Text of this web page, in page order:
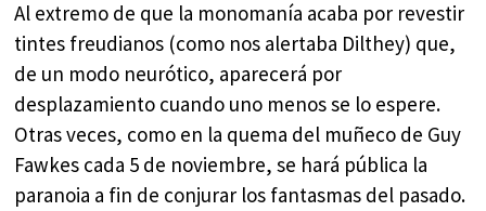
Al extremo de que la monomanía acaba por revestir
tintes freudianos (como nos alertaba Dilthey) que,
de un modo neurótico, aparecerá por
desplazamiento cuando uno menos se lo espere.
Otras veces, como en la quema del muñeco de Guy
Fawkes cada 5 de noviembre, se hará pública la
paranoia a fin de conjurar los fantasmas del pasado.